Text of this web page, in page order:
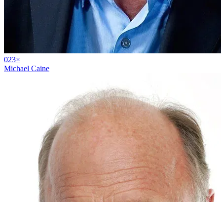
023×
Michael Caine